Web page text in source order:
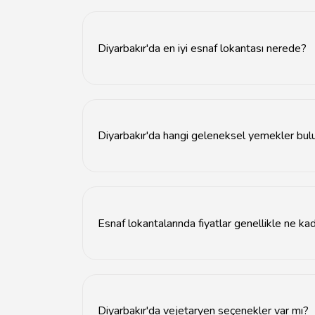
Diyarbakır'da en iyi esnaf lokantası nerede?
Diyarbakır'da hangi geleneksel yemekler
Esnaf lokantalarında fiyatlar genellikle ne
Diyarbakır'da vejetaryen seçenekler var mı?